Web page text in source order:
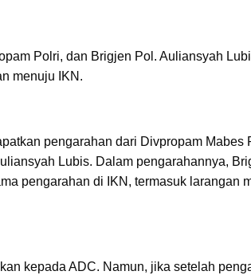
Polri, dan Brigjen Pol. Auliansyah
menuju IKN.
pengarahan dari Divpropam Mabes
Lubis. Dalam pengarahannya,
pengarahan di IKN, termasuk larangan
kepada ADC. Namun, jika setelah